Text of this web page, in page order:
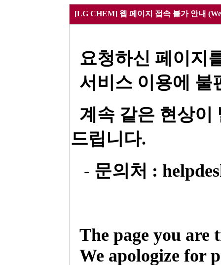
[LG CHEM] 웹 페이지 접속 불가 안내
요청하신 페이지
서비스 이용에 불
계속 같은 현상이
드립니다.
- 문의처 :
The page you are
We apologize for